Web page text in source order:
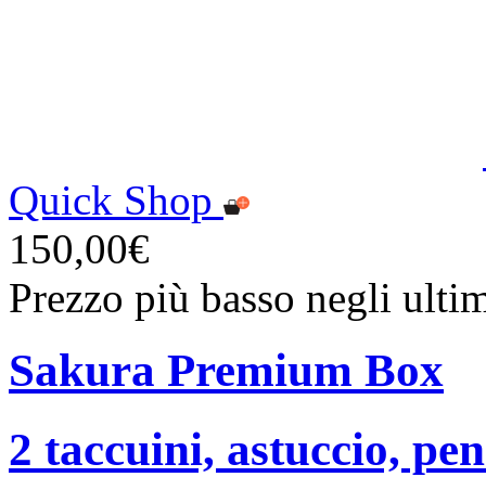
Quick Shop
150,00€
Prezzo più basso negli
Sakura Premium Box
2 taccuini, astuccio,